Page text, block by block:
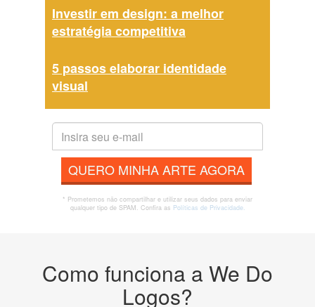
Investir em design: a melhor
estratégia competitiva
5 passos elaborar identidade
visual
QUERO MINHA ARTE AGORA
* Prometemos não compartilhar e utilizar seus dados para enviar
qualquer tipo de SPAM. Confira as Políticas de Privacidade.
Como funciona a We Do
Logos?